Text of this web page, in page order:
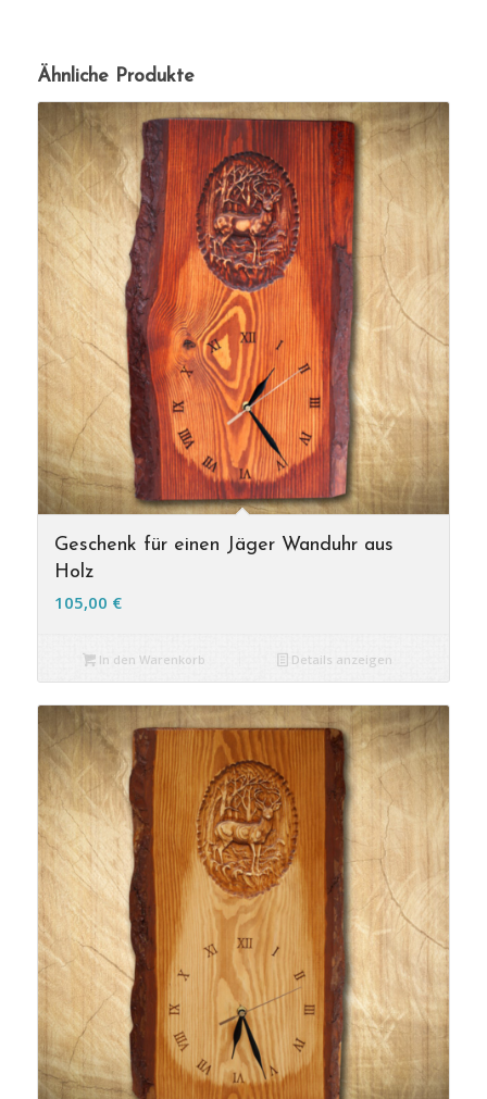
Ähnliche Produkte
Geschenk für einen Jäger Wanduhr aus
Holz
105,00 €
In den Warenkorb Details anzeigen